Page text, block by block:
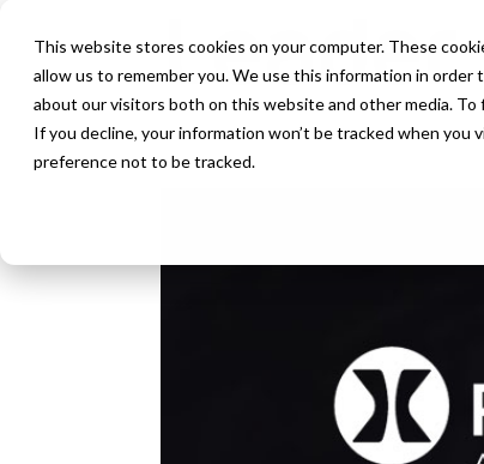
This website stores cookies on your computer. These
allow us to remember you. We use this information in
about our visitors both on this website and other media.
If you decline, your information won’t be tracked when
preference not to be tracked.